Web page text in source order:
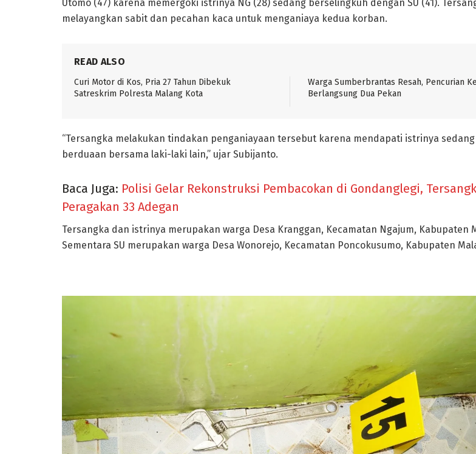
Utomo (47) karena memergoki istrinya NG (28) sedang berselingkuh dengan SU (41).
melayangkan sabit dan pecahan kaca untuk menganiaya kedua korban.
READ ALSO
Curi Motor di Kos, Pria 27 Tahun Dibekuk
Satreskrim Polresta Malang Kota
Warga Sumberbrantas Resah, Pencurian
Berlangsung Dua Pekan
“Tersangka melakukan tindakan penganiayaan tersebut karena mendapati istrinya sedang
berduaan bersama laki-laki lain,” ujar Subijanto.
Baca Juga: Polisi Gelar Rekonstruksi Pembacokan di Gondanglegi,
Peragakan 33 Adegan
Tersangka dan istrinya merupakan warga Desa Kranggan, Kecamatan Ngajum, Kabupaten
Sementara SU merupakan warga Desa Wonorejo, Kecamatan Poncokusumo, Kabupaten